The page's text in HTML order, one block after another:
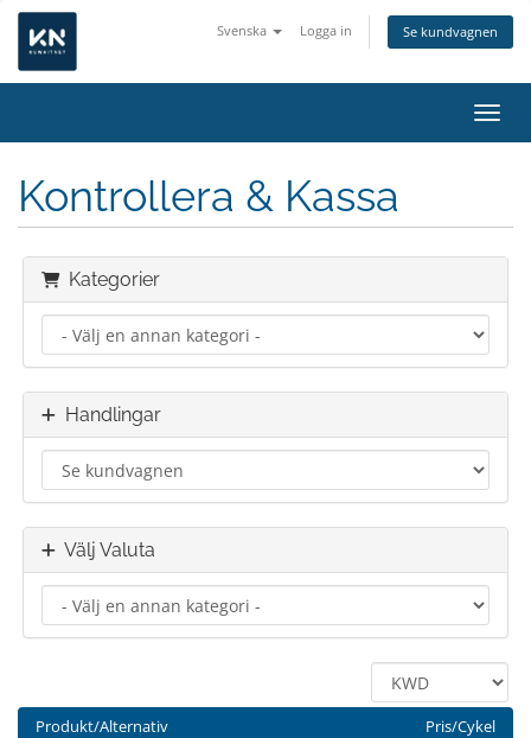
Svenska Logga in Se kundvagnen
Kontrollera & Kassa
Kategorier
Handlingar
Välj Valuta
Produkt/Alternativ Pris/Cykel